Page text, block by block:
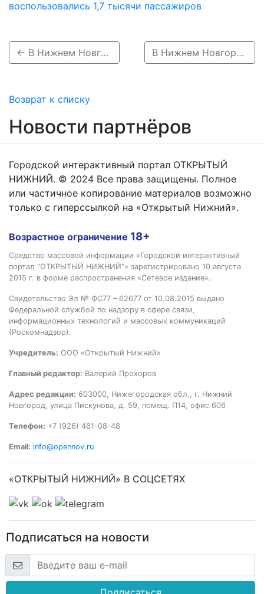
воспользовались 1,7 тысячи пассажиров
← В Нижнем Новгороде устраняют последствия сильных дождей и подтоплений В Нижнем Новгороде ожидаются дожди и похолодание в последнюю неделю августа →
Возврат к списку
Новости партнёров
Городской интерактивный портал ОТКРЫТЫЙ
НИЖНИЙ. © 2024 Все права защищены. Полное
или частичное копирование материалов возможно
только с гиперссылкой на «Открытый Нижний».
Возрастное ограничение 18+
Средство массовой информации «Городской интерактивный
портал “ОТКРЫТЫЙ НИЖНИЙ”» зарегистрировано 10 августа
2015 г. в форме распространения «Сетевое издание».
Свидетельство Эл № ФС77 – 62677 от 10.08.2015 выдано
Федеральной службой по надзору в сфере связи,
информационных технологий и массовых коммуникаций
(Роскомнадзор).
Учредитель: ООО «Открытый Нижний»
Главный редактор: Валерий Прохоров
Адрес редакции: 603000, Нижегородская обл., г. Нижний
Новгород, улица Пискунова, д. 59, помещ. П14, офис 606
Телефон: +7 (926) 461-08-48
Email: info@opennov.ru
«ОТКРЫТЫЙ НИЖНИЙ» В СОЦСЕТЯХ
Подписаться на новости